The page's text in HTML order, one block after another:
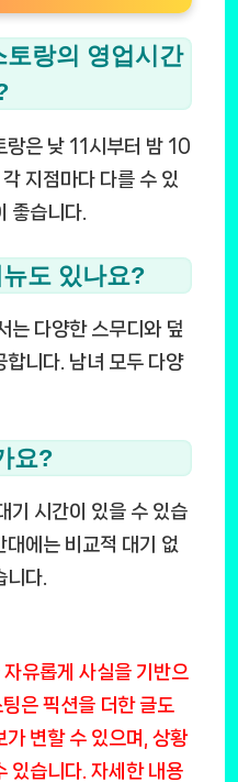
랑의 영업시간
랑은 낮 11시부터 밤 10
지점마다 다를 수 있
좋습니다.
도 있나요?
는 다양한 스무디와 덮
합니다. 남녀 모두 다양
요?
기 시간이 있을 수 있습
대에는 비교적 대기 없
니다.
유롭게 사실을 기반으
은 픽션을 더한 글도
가 변할 수 있으며, 상황
있습니다. 자세한 내용